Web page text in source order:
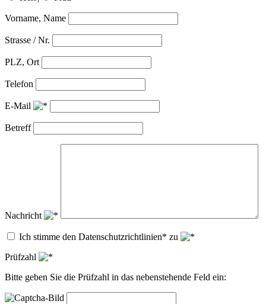
Vorname, Name
Strasse / Nr.
PLZ, Ort
Telefon
E-Mail
Betreff
Nachricht
Ich stimme den Datenschutzrichtlinien* zu
Prüfzahl
Bitte geben Sie die Prüfzahl in das nebenstehende Feld ein: